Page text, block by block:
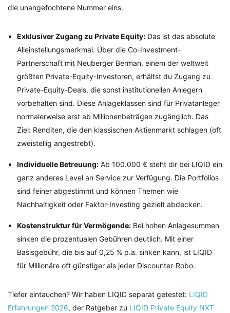
die unangefochtene Nummer eins.
Exklusiver Zugang zu Private Equity: Das ist das absolute
Alleinstellungsmerkmal. Über die Co-Investment-
Partnerschaft mit Neuberger Berman, einem der weltweit
größten Private-Equity-Investoren, erhältst du Zugang zu
Private-Equity-Deals, die sonst institutionellen Anlegern
vorbehalten sind. Diese Anlageklassen sind für Privatanleger
normalerweise erst ab Millionenbeträgen zugänglich. Das
Ziel: Renditen, die den klassischen Aktienmarkt schlagen (oft
zweistellig angestrebt).
Individuelle Betreuung: Ab 100.000 € steht dir bei LIQID ein
ganz anderes Level an Service zur Verfügung. Die Portfolios
sind feiner abgestimmt und können Themen wie
Nachhaltigkeit oder Faktor-Investing gezielt abdecken.
Kostenstruktur für Vermögende: Bei hohen Anlagesummen
sinken die prozentualen Gebühren deutlich. Mit einer
Basisgebühr, die bis auf 0,25 % p.a. sinken kann, ist LIQID
für Millionäre oft günstiger als jeder Discounter-Robo.
Tiefer eintauchen? Wir haben LIQID separat getestet: LIQID
Erfahrungen 2026, der Ratgeber zu LIQID Private Equity NXT